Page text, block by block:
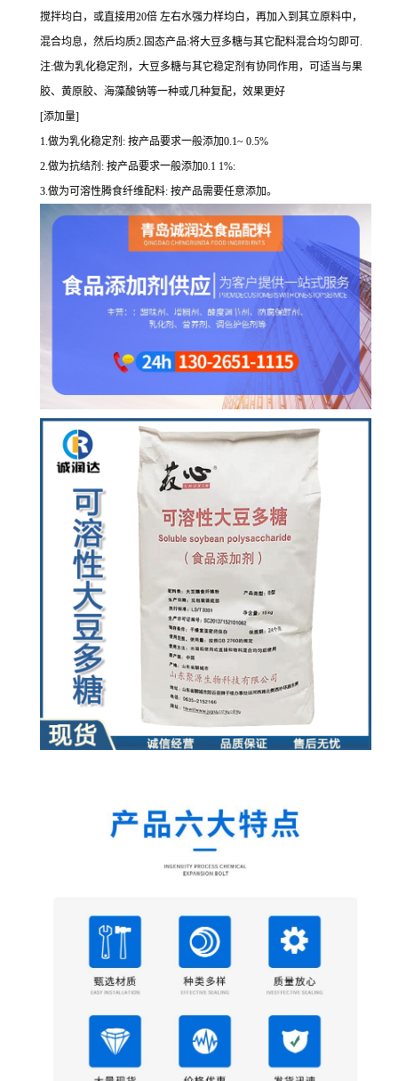
搅拌均白，或直接用20倍 左右水强力样均白，再加入到其立原料中，
混合均息，然后均质2.固态产品:将大豆多糖与其它配料混合均匀即可.
注:做为乳化稳定剂，大豆多糖与其它稳定剂有协同作用，可适当与果
胶、黄原胶、海藻酸钠等一种或几种复配，效果更好
[添加量]
1.做为乳化稳定剂: 按产品要求一般添加0.1~ 0.5%
2.做为抗结剂: 按产品要求一般添加0.1 1%:
3.做为可溶性腾食纤维配料: 按产品需要任意添加。